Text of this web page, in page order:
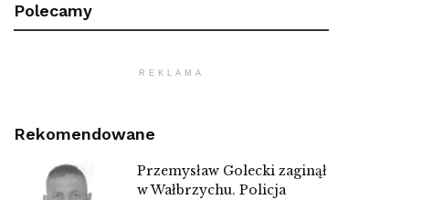
Polecamy
REKLAMA
Rekomendowane
Przemysław Golecki zaginął
w Wałbrzychu. Policja